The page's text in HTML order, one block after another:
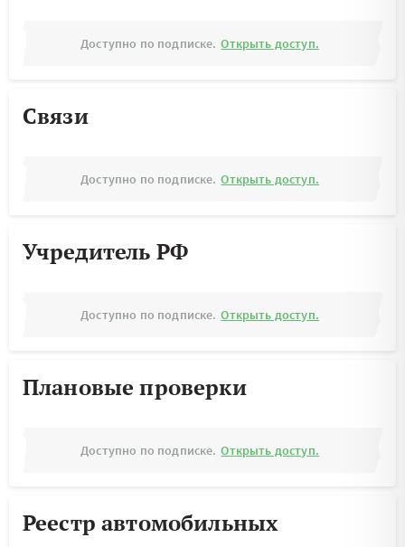
Доступно по подписке. Открыть доступ.
Связи
Доступно по подписке. Открыть доступ.
Учредитель РФ
Доступно по подписке. Открыть доступ.
Плановые проверки
Доступно по подписке. Открыть доступ.
Реестр автомобильных